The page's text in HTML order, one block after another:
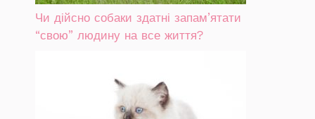
Чи дійсно собаки здатні запам’ятати
“свою” людину на все життя?